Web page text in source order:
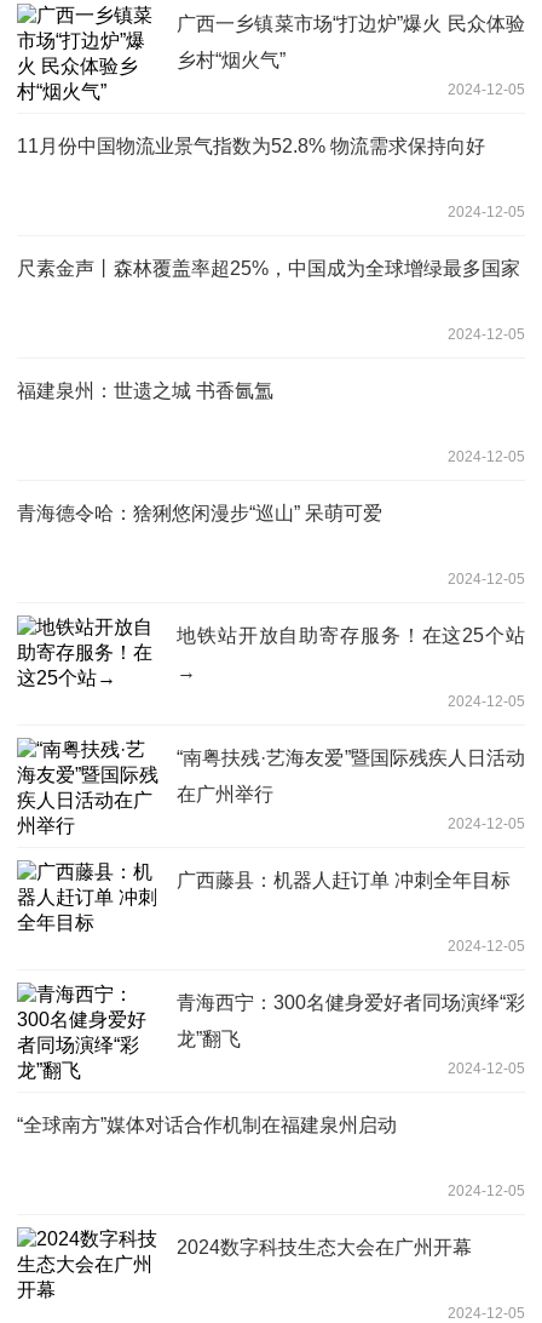
广西一乡镇菜市场“打边炉”爆火 民众体验
乡村“烟火气”
2024-12-05
11月份中国物流业景气指数为52.8% 物流需求保持向好
2024-12-05
尺素金声丨森林覆盖率超25%，中国成为全球增绿最多国家
2024-12-05
福建泉州：世遗之城 书香氤氲
2024-12-05
青海德令哈：猞猁悠闲漫步“巡山” 呆萌可爱
2024-12-05
地铁站开放自助寄存服务！在这25个站
→
2024-12-05
“南粤扶残·艺海友爱”暨国际残疾人日活动
在广州举行
2024-12-05
广西藤县：机器人赶订单 冲刺全年目标
2024-12-05
青海西宁：300名健身爱好者同场演绎“彩
龙”翻飞
2024-12-05
“全球南方”媒体对话合作机制在福建泉州启动
2024-12-05
2024数字科技生态大会在广州开幕
2024-12-05